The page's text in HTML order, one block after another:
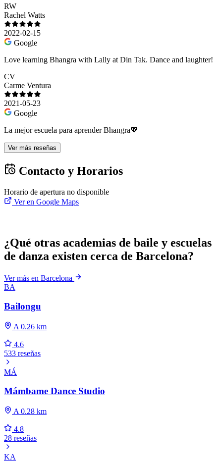
RW
Rachel Watts
2022-02-15
Google
Love learning Bhangra with Lally at Din Tak. Dance and laughter!
CV
Carme Ventura
2021-05-23
Google
La mejor escuela para aprender Bhangra💖
Ver más reseñas
Contacto y Horarios
Horario de apertura no disponible
Ver en Google Maps
¿Qué otras academias de baile y escuelas
de danza existen cerca de Barcelona?
Ver más en Barcelona
BA
Bailongu
A 0.26 km
4.6
533 reseñas
MÁ
Mámbame Dance Studio
A 0.28 km
4.8
28 reseñas
KA